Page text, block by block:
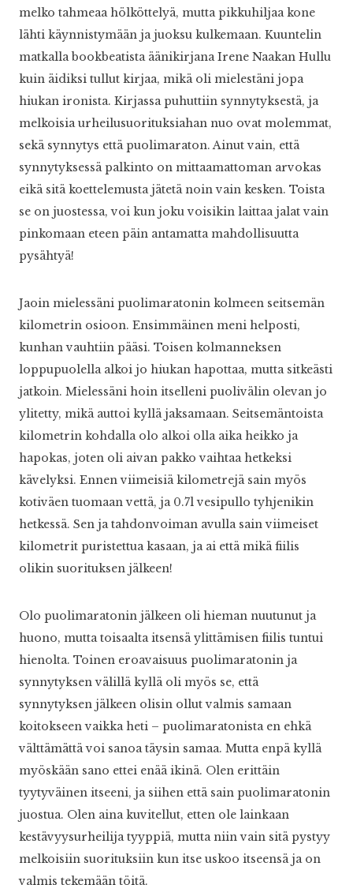
melko tahmeaa hölköttelyä, mutta pikkuhiljaa kone
lähti käynnistymään ja juoksu kulkemaan. Kuuntelin
matkalla bookbeatista äänikirjana Irene Naakan Hullu
kuin äidiksi tullut kirjaa, mikä oli mielestäni jopa
hiukan ironista. Kirjassa puhuttiin synnytyksestä, ja
melkoisia urheilusuorituksiahan nuo ovat molemmat,
sekä synnytys että puolimaraton. Ainut vain, että
synnytyksessä palkinto on mittaamattoman arvokas
eikä sitä koettelemusta jätetä noin vain kesken. Toista
se on juostessa, voi kun joku voisikin laittaa jalat vain
pinkomaan eteen päin antamatta mahdollisuutta
pysähtyä!
Jaoin mielessäni puolimaratonin kolmeen seitsemän
kilometrin osioon. Ensimmäinen meni helposti,
kunhan vauhtiin pääsi. Toisen kolmanneksen
loppupuolella alkoi jo hiukan hapottaa, mutta sitkeästi
jatkoin. Mielessäni hoin itselleni puolivälin olevan jo
ylitetty, mikä auttoi kyllä jaksamaan. Seitsemäntoista
kilometrin kohdalla olo alkoi olla aika heikko ja
hapokas, joten oli aivan pakko vaihtaa hetkeksi
kävelyksi. Ennen viimeisiä kilometrejä sain myös
kotiväen tuomaan vettä, ja 0.7l vesipullo tyhjenikin
hetkessä. Sen ja tahdonvoiman avulla sain viimeiset
kilometrit puristettua kasaan, ja ai että mikä fiilis
olikin suorituksen jälkeen!
Olo puolimaratonin jälkeen oli hieman nuutunut ja
huono, mutta toisaalta itsensä ylittämisen fiilis tuntui
hienolta. Toinen eroavaisuus puolimaratonin ja
synnytyksen välillä kyllä oli myös se, että
synnytyksen jälkeen olisin ollut valmis samaan
koitokseen vaikka heti – puolimaratonista en ehkä
välttämättä voi sanoa täysin samaa. Mutta enpä kyllä
myöskään sano ettei enää ikinä. Olen erittäin
tyytyväinen itseeni, ja siihen että sain puolimaratonin
juostua. Olen aina kuvitellut, etten ole lainkaan
kestävyysurheilija tyyppiä, mutta niin vain sitä pystyy
melkoisiin suorituksiin kun itse uskoo itseensä ja on
valmis tekemään töitä.